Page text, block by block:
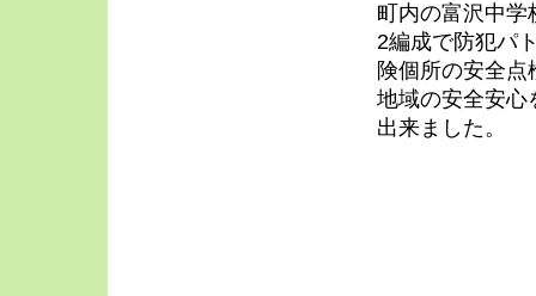
町内の富沢中学
2編成で防犯パ
険個所の安全
地域の安全安心
出来ました。